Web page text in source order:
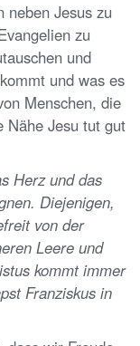
neben Jesus zu
zu
und
und was es
Menschen, die
Nähe Jesu tut gut
Herz und das
Diejenigen,
von der
Leere und
kommt immer
Franziskus in